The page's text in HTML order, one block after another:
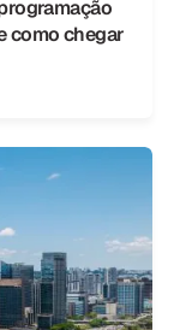
como chegar